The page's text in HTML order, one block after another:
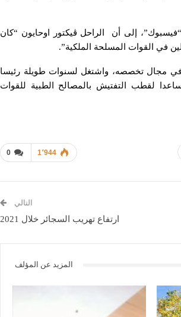
إلى أن الراحل ڤيكتور اوحايون “كان
في القوات المسلحة الملكية”.
في مجال تخصصه، واشتغل لسنوات طويلة رئيسا
لقطب التفتيش بالمصالح الطبية للقوات
0 1٬944
التالي
ارتفاع تهريب السجائر خلال 2021
المزيد عن المؤلف